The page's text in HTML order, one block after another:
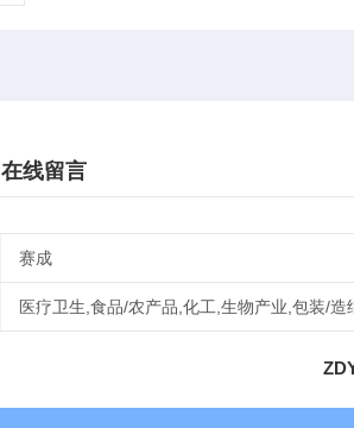
在线留言
赛成
医疗卫生,食品/农产品,化工,生物产业,包装/造